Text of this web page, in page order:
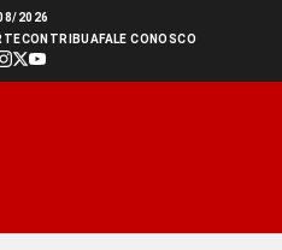
2026
CONTRIBUAFALE CONOSCO